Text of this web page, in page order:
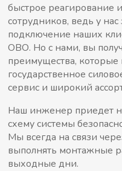
быстрое реагирование
сотрудников, ведь у
подключение наших
ОВО. Но с нами, вы
преимущества, которые
государственное
сервис и широкий
Наш инженер приедет
схему системы
Мы всегда на связи
выполнять монтажные
выходные дни.